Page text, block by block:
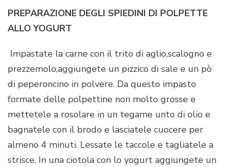
PREPARAZIONE DEGLI SPIEDINI DI POLPETTE
ALLO YOGURT
Impastate la carne con il trito di aglio,scalogno e
prezzemolo,aggiungete un pizzico di sale e un pò
di peperoncino in polvere. Da questo impasto
formate delle polpettine non molto grosse e
mettetele a rosolare in un tegame unto di olio e
bagnatele con il brodo e lasciatele cuocere per
almeno 4 minuti. Lessate le taccole e tagliatele a
strisce. In una ciotola con lo yogurt aggiungete un